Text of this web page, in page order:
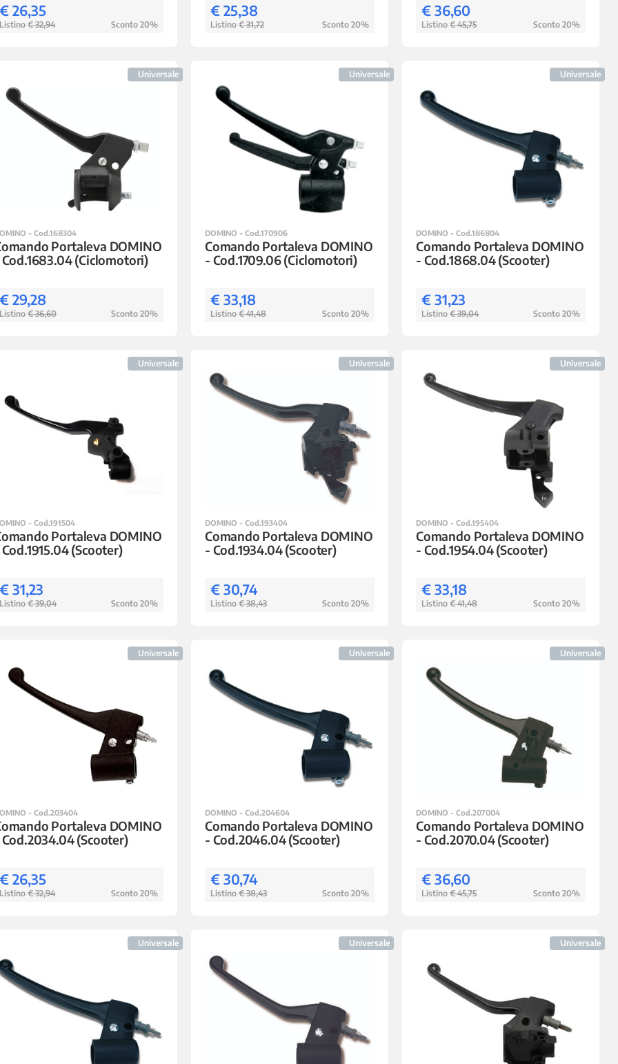
26,35
€ 32,94 Sconto 20%
€ 25,38
Listino € 31,72 Sconto 20%
€ 36,60
Listino € 45,75 Sconto 20%
Universale
- Cod.168304
Portaleva DOMINO
(Ciclomotori)
29,28
€ 36,60 Sconto 20%
Universale
DOMINO - Cod.170906
Comando Portaleva DOMINO
- Cod.1709.06 (Ciclomotori)
€ 33,18
Listino € 41,48 Sconto 20%
Universale
DOMINO - Cod.186804
Comando Portaleva DOMINO
- Cod.1868.04 (Scooter)
€ 31,23
Listino € 39,04 Sconto 20%
Universale
- Cod.191504
Portaleva DOMINO
(Scooter)
31,23
€ 39,04 Sconto 20%
Universale
DOMINO - Cod.193404
Comando Portaleva DOMINO
- Cod.1934.04 (Scooter)
€ 30,74
Listino € 38,43 Sconto 20%
Universale
DOMINO - Cod.195404
Comando Portaleva DOMINO
- Cod.1954.04 (Scooter)
€ 33,18
Listino € 41,48 Sconto 20%
Universale
- Cod.203404
Portaleva DOMINO
(Scooter)
26,35
€ 32,94 Sconto 20%
Universale
DOMINO - Cod.204604
Comando Portaleva DOMINO
- Cod.2046.04 (Scooter)
€ 30,74
Listino € 38,43 Sconto 20%
Universale
DOMINO - Cod.207004
Comando Portaleva DOMINO
- Cod.2070.04 (Scooter)
€ 36,60
Listino € 45,75 Sconto 20%
Universale Universale Universale